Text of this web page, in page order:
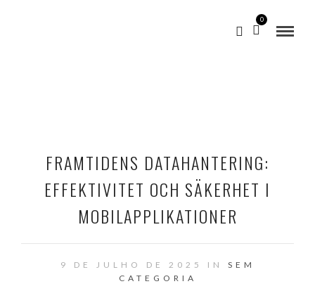
0
FRAMTIDENS DATAHANTERING:
EFFEKTIVITET OCH SÄKERHET I
MOBILAPPLIKATIONER
9 DE JULHO DE 2025 IN SEM
CATEGORIA